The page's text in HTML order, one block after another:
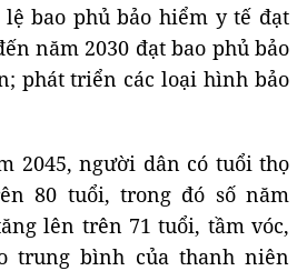
bao phủ bảo hiểm y tế đạt
năm 2030 đạt bao phủ bảo
phát triển các loại hình bảo
2045, người dân có tuổi thọ
80 tuổi, trong đó số năm
lên trên 71 tuổi, tầm vóc,
trung bình của thanh niên